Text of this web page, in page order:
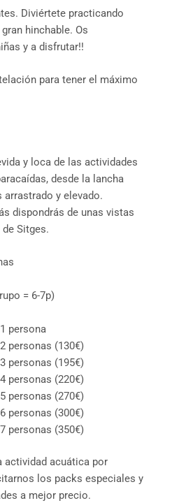
Diviértete practicando
hinchable. Os
y a disfrutar!!
para tener el máximo
y loca de las actividades
desde la lancha
arrastrado y elevado.
dispondrás de unas vistas
Sitges.
= 6-7p)
persona
personas (130€)
personas (195€)
personas (220€)
personas (270€)
personas (300€)
personas (350€)
actividad acuática por
los packs especiales y
a mejor precio.